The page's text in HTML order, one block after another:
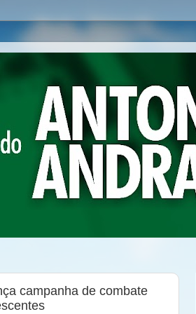
campanha de combate